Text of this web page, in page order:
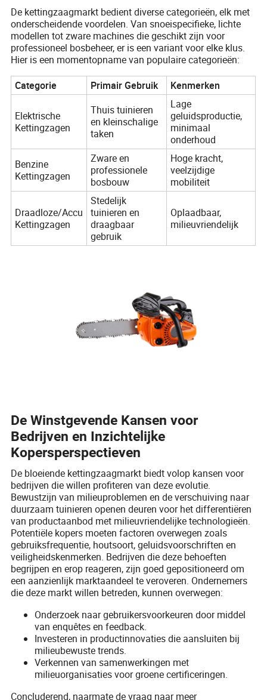
De kettingzaagmarkt bedient diverse categorieën, elk met
onderscheidende voordelen. Van snoeispecifieke, lichte
modellen tot zware machines die geschikt zijn voor
professioneel bosbeheer, er is een variant voor elke klus.
Hier is een momentopname van populaire categorieën:
Categorie
Primair Gebruik Kenmerken
Elektrische
Kettingzagen
Thuis tuinieren
en kleinschalige
taken
Lage
geluidsproductie,
minimaal
onderhoud
Benzine
Kettingzagen
Zware en
professionele
bosbouw
Hoge kracht,
veelzijdige
mobiliteit
Draadloze/Accu
Kettingzagen
Stedelijk
tuinieren en
draagbaar
gebruik
Oplaadbaar,
milieuvriendelijk
De Winstgevende Kansen voor
Bedrijven en Inzichtelijke
Kopersperspectieven
De bloeiende kettingzaagmarkt biedt volop kansen voor
bedrijven die willen profiteren van deze evolutie.
Bewustzijn van milieuproblemen en de verschuiving naar
duurzaam tuinieren openen deuren voor het differentiëren
van productaanbod met milieuvriendelijke technologieën.
Potentiële kopers moeten factoren overwegen zoals
gebruiksfrequentie, houtsoort, geluidsvoorschriften en
veiligheidskenmerken. Bedrijven die deze behoeften
begrijpen en erop reageren, zijn goed gepositioneerd om
een aanzienlijk marktaandeel te veroveren. Ondernemers
die deze markt willen betreden, kunnen overwegen:
Onderzoek naar gebruikersvoorkeuren door middel
van enquêtes en feedback.
Investeren in productinnovaties die aansluiten bij
milieubewuste trends.
Verkennen van samenwerkingen met
milieuorganisaties voor groene certificeringen.
Concluderend, naarmate de vraag naar meer